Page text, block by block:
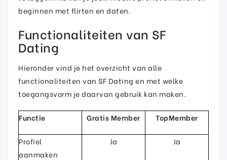
beginnen met flirten en daten.
Functionaliteiten van SF
Dating
Hieronder vind je het overzicht van alle
functionaliteiten van SF Dating en met welke
toegangsvorm je daarvan gebruik kan maken.
Functie Gratis Member TopMember
Profiel
aanmaken
Ja Ja